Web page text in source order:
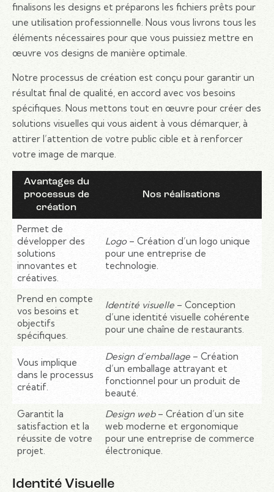
finalisons les designs et préparons les fichiers prêts pour
une utilisation professionnelle. Nous vous livrons tous les
éléments nécessaires pour que vous puissiez mettre en
œuvre vos designs de manière optimale.
Notre processus de création est conçu pour garantir un
résultat final de qualité, en accord avec vos besoins
spécifiques. Nous mettons tout en œuvre pour créer des
solutions visuelles qui vous aident à vous démarquer, à
attirer l’attention de votre public cible et à renforcer
votre image de marque.
Avantages du
processus de
création
Nos réalisations
Permet de
développer des
solutions
innovantes et
créatives.
Logo– Création d’un logo unique
pour une entreprise de
technologie.
Prend en compte
vos besoins et
objectifs
spécifiques.
Identité visuelle– Conception
d’une identité visuelle cohérente
pour une chaîne de restaurants.
Vous implique
dans le processus
créatif.
Design d’emballage– Création
d’un emballage attrayant et
fonctionnel pour un produit de
beauté.
Garantit la
satisfaction et la
réussite de votre
projet.
Design web– Création d’un site
web moderne et ergonomique
pour une entreprise de commerce
électronique.
Identité Visuelle